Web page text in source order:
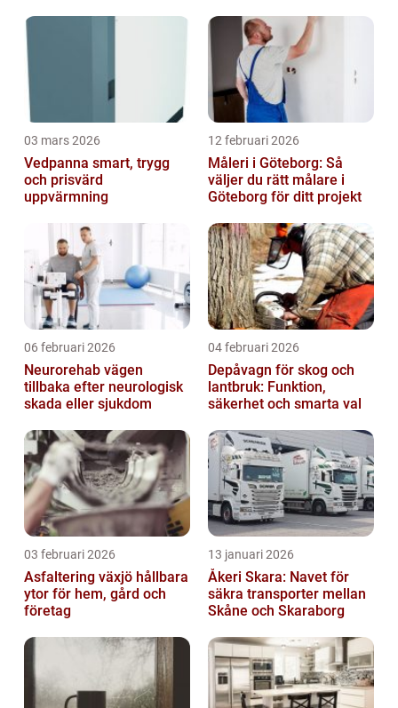
03 mars 2026
Vedpanna smart, trygg
och prisvärd
uppvärmning
12 februari 2026
Måleri i Göteborg: Så
väljer du rätt målare i
Göteborg för ditt projekt
06 februari 2026
Neurorehab vägen
tillbaka efter neurologisk
skada eller sjukdom
04 februari 2026
Depåvagn för skog och
lantbruk: Funktion,
säkerhet och smarta val
03 februari 2026
Asfaltering växjö hållbara
ytor för hem, gård och
företag
13 januari 2026
Åkeri Skara: Navet för
säkra transporter mellan
Skåne och Skaraborg